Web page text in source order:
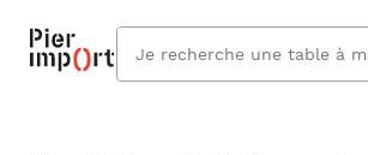
cherchez
vous ?